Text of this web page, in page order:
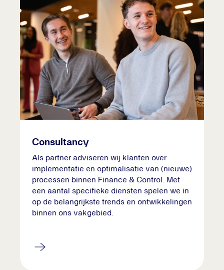
Consultancy
Als partner adviseren wij klanten over
implementatie en optimalisatie van (nieuwe)
processen binnen Finance & Control. Met
een aantal specifieke diensten spelen we in
op de belangrijkste trends en ontwikkelingen
binnen ons vakgebied.